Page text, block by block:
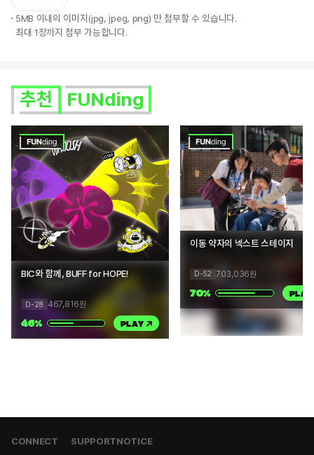
5MB 이내의 이미지(jpg, jpeg, png) 만 첨부할 수 있습니다.
최대 1장까지 첨부 가능합니다.
추천 FUNding
BIC와 함께, BUFF for HOPE!
D-28 467,816원
46% PLAY
이동 약자의 넥스트 스테이지
D-52 703,036원
70% PLAY
CONNECT
SUPPORTNOTICE